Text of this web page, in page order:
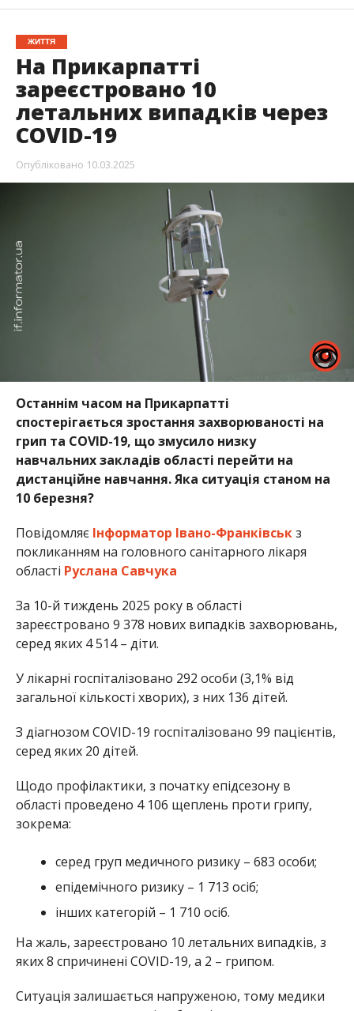
ЖИТТЯ
На Прикарпатті
зареєстровано 10
летальних випадків через
COVID-19
Опубліковано 10.03.2025
Останнім часом на Прикарпатті
спостерігається зростання захворюваності на
грип та COVID-19, що змусило низку
навчальних закладів області перейти на
дистанційне навчання. Яка ситуація станом на
10 березня?
Повідомляє Інформатор Івано-Франківськз
покликанням на головного санітарного лікаря
області Руслана Савчука
За 10-й тиждень 2025 року в області
зареєстровано 9 378 нових випадків захворювань,
серед яких 4 514 – діти.
У лікарні госпіталізовано 292 особи (3,1% від
загальної кількості хворих), з них 136 дітей.
З діагнозом COVID-19 госпіталізовано 99 пацієнтів,
серед яких 20 дітей.
Щодо профілактики, з початку епідсезону в
області проведено 4 106 щеплень проти грипу,
зокрема:
серед груп медичного ризику – 683 особи;
епідемічного ризику – 1 713 осіб;
інших категорій – 1 710 осіб.
На жаль, зареєстровано 10 летальних випадків, з
яких 8 спричинені COVID-19, а 2 – грипом.
Ситуація залишається напруженою, тому медики